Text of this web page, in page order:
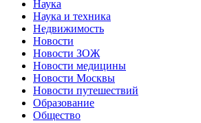
Наука
Наука и техника
Недвижимость
Новости
Новости ЗОЖ
Новости медицины
Новости Москвы
Новости путешествий
Образование
Общество